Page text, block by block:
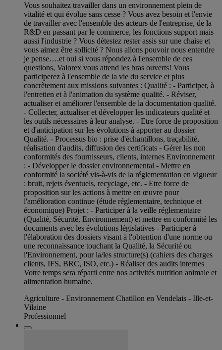
Vous souhaitez travailler dans un environnement plein de
vitalité et qui évolue sans cesse ? Vous avez besoin et l'envie
de travailler avec l'ensemble des acteurs de l'entreprise, de la
R&D en passant par le commerce, les fonctions support mais
aussi l'industrie ? Vous détestez rester assis sur une chaise et
vous aimez être sollicité ? Nous allons pouvoir nous entendre
je pense….et oui si vous répondez à l'ensemble de ces
questions, Valorex vous attend les bras ouverts! Vous
participerez à l'ensemble de la vie du service et plus
concrètement aux missions suivantes : Qualité : - Participer, à
l'entretien et à l'animation du système qualité. - Réviser,
actualiser et améliorer l'ensemble de la documentation qualité.
- Collecter, actualiser et développer les indicateurs qualité et
les outils nécessaires à leur analyse. - Etre force de proposition
et d'anticipation sur les évolutions à apporter au dossier
Qualité. - Processus bio : prise d'échantillons, traçabilité,
réalisation d'audits, diffusion des certificats - Gérer les non
conformités des fournisseurs, clients, internes Environnement
: - Développer le dossier environnemental - Mettre en
conformité la société vis-à-vis de la réglementation en vigueur
: bruit, rejets éventuels, recyclage, etc. - Etre force de
proposition sur les actions à mettre en œuvre pour
l'amélioration continue (étude réglementaire, technique et
économique) Projet : - Participer à la veille réglementaire
(Qualité, Sécurité, Environnement) et mettre en conformité les
documents avec les évolutions législatives - Participer à
l'élaboration des dossiers visant à l'obtention d'une norme ou
une reconnaissance touchant la Qualité, la Sécurité ou
l'Environnement, pour la/les structure(s) (cahiers des charges
clients, IFS, BRC, ISO, etc.) - Réaliser des audits internes
Votre temps sera réparti entre nos activités nutrition animale et
alimentation humaine.
Agriculture - Environnement Chatillon en Vendelais - Ille-et-
Vilaine
Professionnel